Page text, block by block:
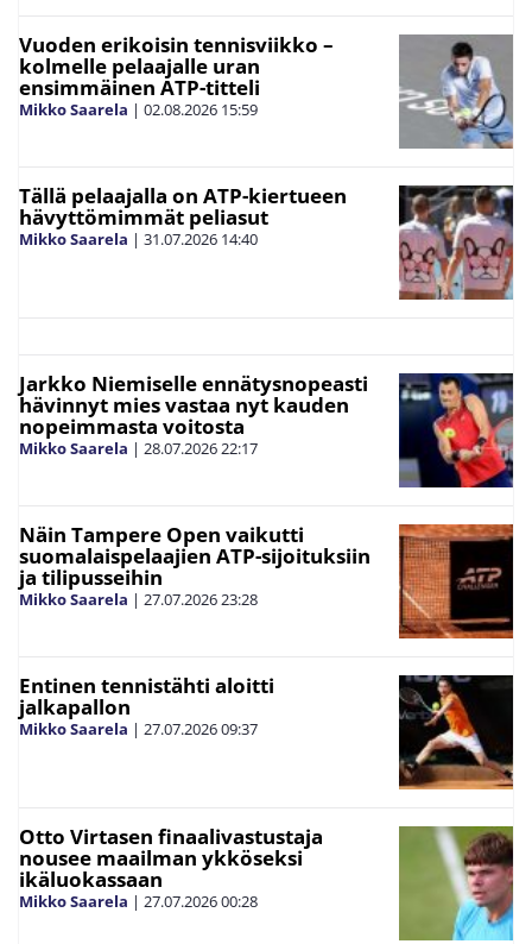
Vuoden erikoisin tennisviikko –
kolmelle pelaajalle uran
ensimmäinen ATP-titteli
Mikko Saarela | 02.08.2026 15:59
Tällä pelaajalla on ATP-kiertueen
hävyttömimmät peliasut
Mikko Saarela | 31.07.2026 14:40
Jarkko Niemiselle ennätysnopeasti
hävinnyt mies vastaa nyt kauden
nopeimmasta voitosta
Mikko Saarela | 28.07.202622:17
Näin Tampere Open vaikutti
suomalaispelaajien ATP-sijoituksiin
ja tilipusseihin
Mikko Saarela | 27.07.202623:28
Entinen tennistähti aloitti
jalkapallon
Mikko Saarela | 27.07.202609:37
Otto Virtasen finaalivastustaja
nousee maailman ykköseksi
ikäluokassaan
Mikko Saarela | 27.07.202600:28